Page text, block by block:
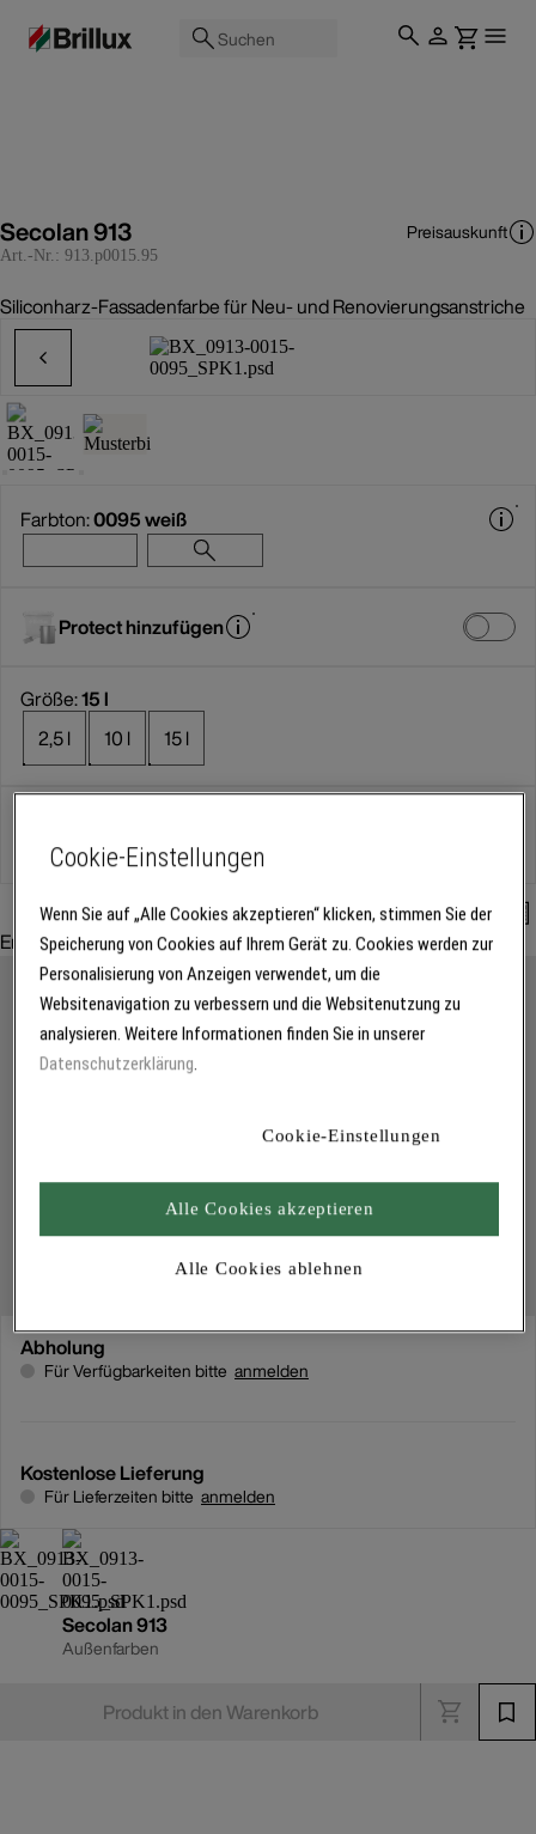
Suchen
Secolan 913
Art.-Nr.: 913.p0015.95
Preisauskunft
Siliconharz-Fassadenfarbe für Neu- und Renovierungsanstriche
Farbton:0095 weiß
Protect hinzufügen
Größe:15 l
2,5 l
10 l 15 l
Mengenrechner
Empfohlenes Zubehör:
Abholung
Für Verfügbarkeiten bitte anmelden
Kostenlose Lieferung
Für Lieferzeiten bitte anmelden
Secolan 913
Außenfarben
Produkt in den Warenkorb
Cookie-Einstellungen
Wenn Sie auf „Alle Cookies akzeptieren“ klicken, stimmen Sie der
Speicherung von Cookies auf Ihrem Gerät zu. Cookies werden zur
Personalisierung von Anzeigen verwendet, um die
Websitenavigation zu verbessern und die Websitenutzung zu
analysieren. Weitere Informationen finden Sie in unserer
Datenschutzerklärung.
Cookie-Einstellungen
Alle Cookies ablehnen
Alle Cookies akzeptieren